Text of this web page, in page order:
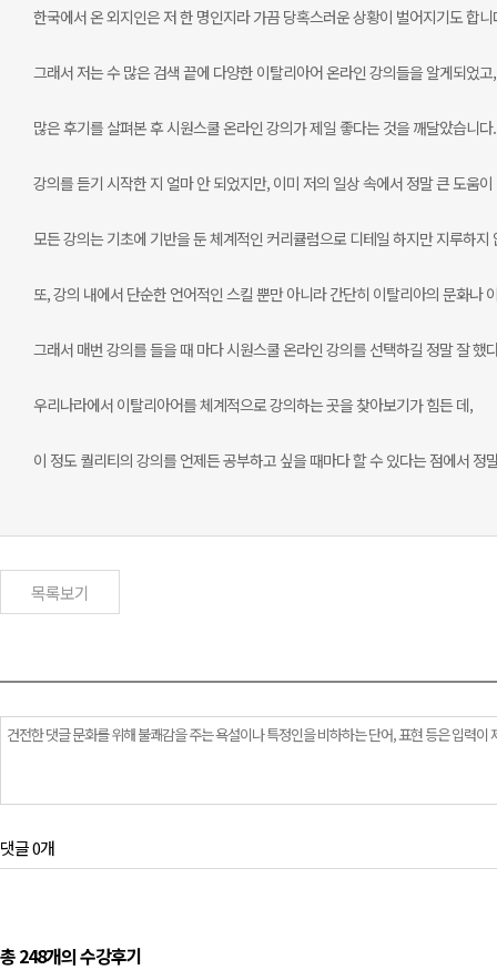
한국에서 온 외지인은 저 한 명인지라 가끔 당혹스러운 상황이 벌어지기도 합니
그래서 저는 수 많은 검색 끝에 다양한 이탈리아어 온라인 강의들을 알게되었고,
많은 후기를 살펴본 후 시원스쿨 온라인 강의가 제일 좋다는 것을 깨달았습니다.
강의를 듣기 시작한 지 얼마 안 되었지만, 이미 저의 일상 속에서 정말 큰 도움
모든 강의는 기초에 기반을 둔 체계적인 커리큘럼으로 디테일 하지만 지루하
또, 강의 내에서 단순한 언어적인 스킬 뿐만 아니라 간단히 이탈리아의 문화나
그래서 매번 강의를 들을 때 마다 시원스쿨 온라인 강의를 선택하길 정말 잘 했
우리나라에서 이탈리아어를 체계적으로 강의하는 곳을 찾아보기가 힘든 데,
이 정도 퀄리티의 강의를 언제든 공부하고 싶을 때마다 할 수 있다는 점에서 정
목록보기
댓글 0개
총 248개의 수강후기